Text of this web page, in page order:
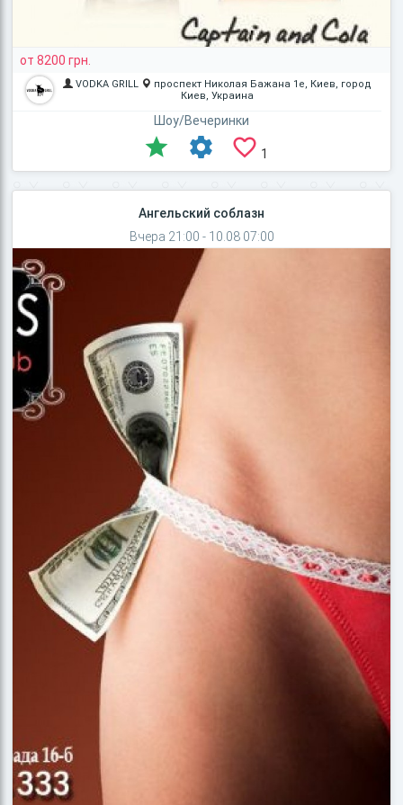
от 8200 грн.
VODKA GRILL
проспект Николая Бажана 1е, Киев, город
Киев, Украина
Шоу/Вечеринки
1
Ангельский соблазн
Вчера 21:00 - 10.08 07:00